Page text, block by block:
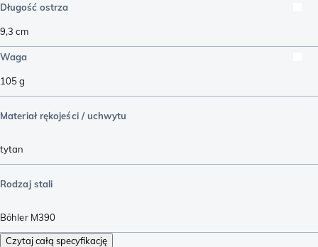
Długość ostrza
9,3 cm
Waga
105g
Materiał rękojeści / uchwytu
tytan
Rodzaj stali
Böhler M390
Czytaj całą specyfikację